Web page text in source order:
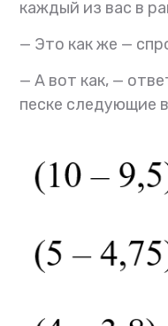
каждый из вас в
— Это как же —
— А вот как, —
песке следующие